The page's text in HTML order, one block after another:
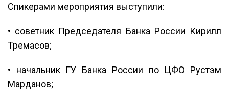
Спикерами мероприятия выступили:
• советник Председателя Банка России Кирилл
Тремасов;
• начальник ГУ Банка России по ЦФО Рустэм
Марданов;